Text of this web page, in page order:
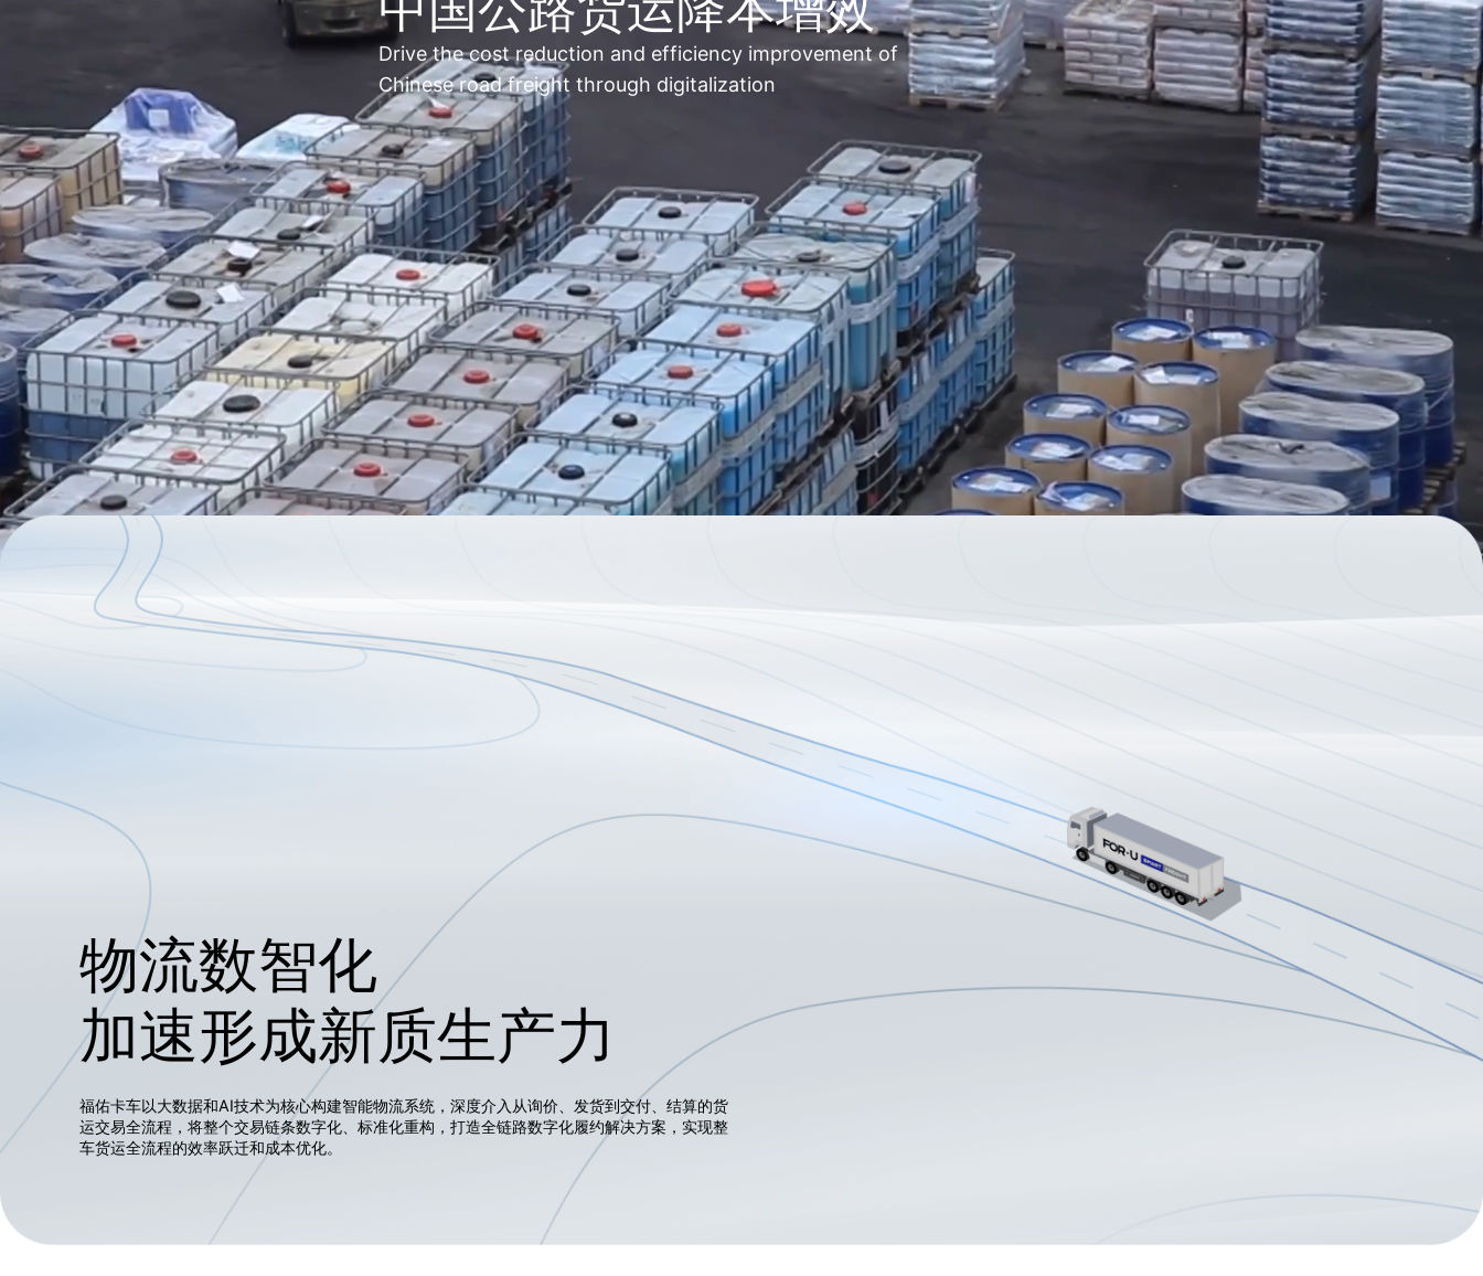
Drive the cost reduction and efficiency improvement of
Chinese road freight through digitalization
物流数智化
加速形成新质生产力
福佑卡车以大数据和AI技术为核心构建智能物流系统，深度介入从询价、发货到交付、结算的货
运交易全流程，将整个交易链条数字化、标准化重构，打造全链路数字化履约解决方案，实现整
车货运全流程的效率跃迁和成本优化。